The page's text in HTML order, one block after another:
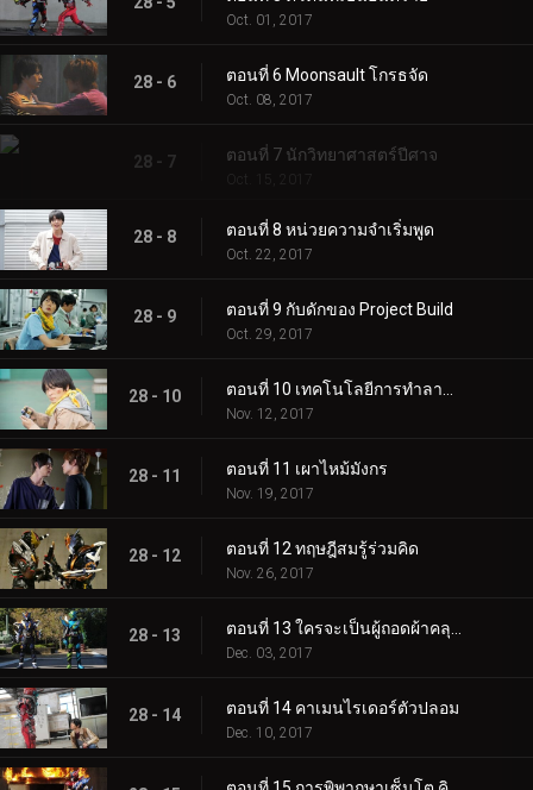
Oct. 01, 2017
28 - 6 ตอนที่ 6 Moonsault โกรธจัด
Oct. 08, 2017
28 - 7 ตอนที่ 7 นักวิทยาศาสตร์ปีศาจ
28 - 8 ตอนที่ 8 หน่วยความจำเริ่มพูด
Oct. 22, 2017
28 - 9 ตอนที่ 9 กับดักของ Project Build
Oct. 29, 2017
28 - 10
Nov. 12, 2017
28 - 11 ตอนที่ 11 เผาไหม้มังกร
Nov. 19, 2017
28 - 12 ตอนที่ 12 ทฤษฎีสมรู้ร่วมคิด
Nov. 26, 2017
28 - 13
Dec. 03, 2017
28 - 14 ตอนที่ 14 คาเมนไรเดอร์ตัวปลอม
Dec. 10, 2017